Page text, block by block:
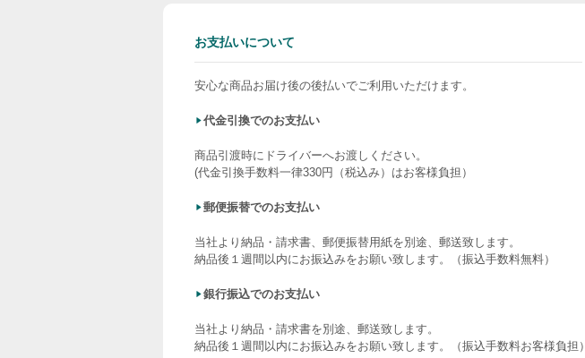
お支払いについて
安心な商品お届け後の後払いでご利用いただけます。
代金引換でのお支払い
商品引渡時にドライバーへお渡しください。
(代金引換手数料一律330円（税込み）はお客様負担）
郵便振替でのお支払い
当社より納品・請求書、郵便振替用紙を別途、郵送致します。
納品後１週間以内にお振込みをお願い致します。（振込手数料無料）
銀行振込でのお支払い
当社より納品・請求書を別途、郵送致します。
納品後１週間以内にお振込みをお願い致します。（振込手数料お客様負担）